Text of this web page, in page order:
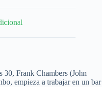
30, Frank Chambers (John
empieza a trabajar en un bar